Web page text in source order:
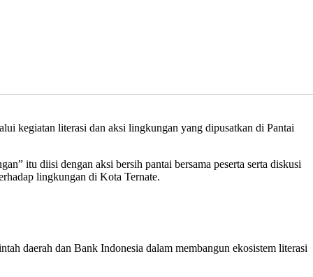
kegiatan literasi dan aksi lingkungan yang dipusatkan di Pantai
itu diisi dengan aksi bersih pantai bersama peserta serta diskusi
lingkungan di Kota Ternate.
daerah dan Bank Indonesia dalam membangun ekosistem literasi